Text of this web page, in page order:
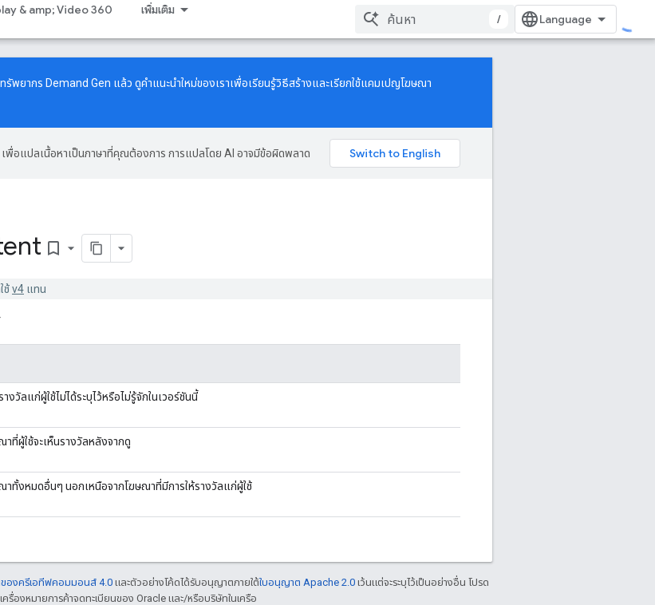
& amp; Video 360 เพิ่มเติม
/
รัพยากร Demand Gen แล้ว ดูคำแนะนำใหม่ของเราเพื่อเรียนรู้วิธีสร้างและเรียกใช้แคมเปญโฆษณา
เพื่อแปลเนื้อหาเป็นภาษาที่คุณต้องการ การแปลโดย AI อาจมีข้อผิดพลาด
bookmark_border
ช้v4 แทน
างวัลแก่ผู้ใช้ไม่ได้ระบุไว้หรือไม่รู้จักในเวอร์ชันนี้
ที่ผู้ใช้จะเห็นรางวัลหลังจากดู
าทั้งหมดอื่นๆ นอกเหนือจากโฆษณาที่มีการให้รางวัลแก่ผู้ใช้
องครีเอทีฟคอมมอนส์ 4.0 และตัวอย่างโค้ดได้รับอนุญาตภายใต้ใบอนุญาต Apache 2.0 เว้นแต่จะระบุไว้เป็นอย่างอื่น โปรด
ครื่องหมายการค้าจดทะเบียนของ Oracle และ/หรือบริษัทในเครือ